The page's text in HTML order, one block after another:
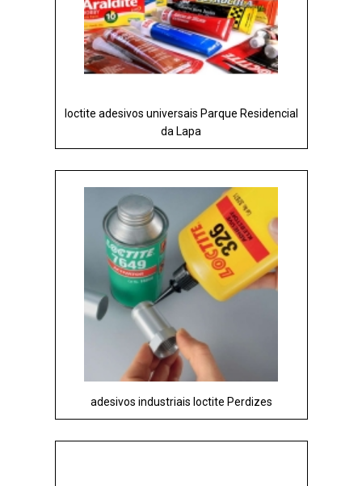
loctite adesivos universais Parque Residencial
da Lapa
adesivos industriais loctite Perdizes